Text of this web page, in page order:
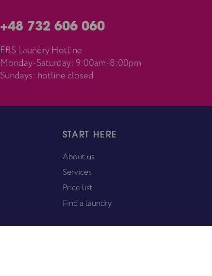
+48 732 606 060
EBS Laundry Hotline
Monday-Saturday: 9:00am-8:00pm
Sundays: hotline closed
START HERE
About us
Services
Price list
Find a laundry